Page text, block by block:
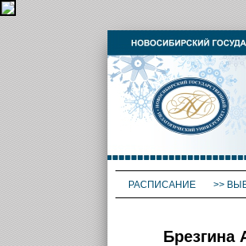
РАСПИСАНИЕ >>
Брезгина